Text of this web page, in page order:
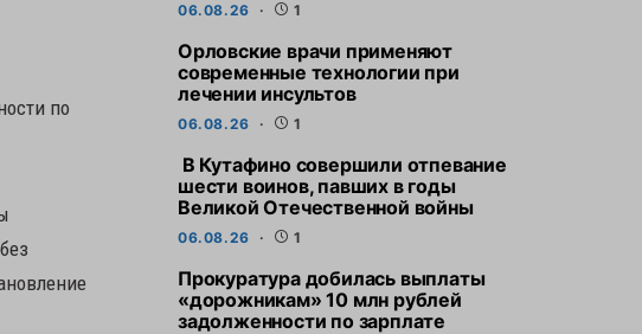
по
06.08.26 1
Орловские врачи применяют
современные технологии при
лечении инсультов
06.08.26 1
В Кутафино совершили отпевание
шести воинов, павших в годы
Великой Отечественной войны
06.08.26 1
Прокуратура добилась выплаты
«дорожникам» 10 млн рублей
задолженности по зарплате